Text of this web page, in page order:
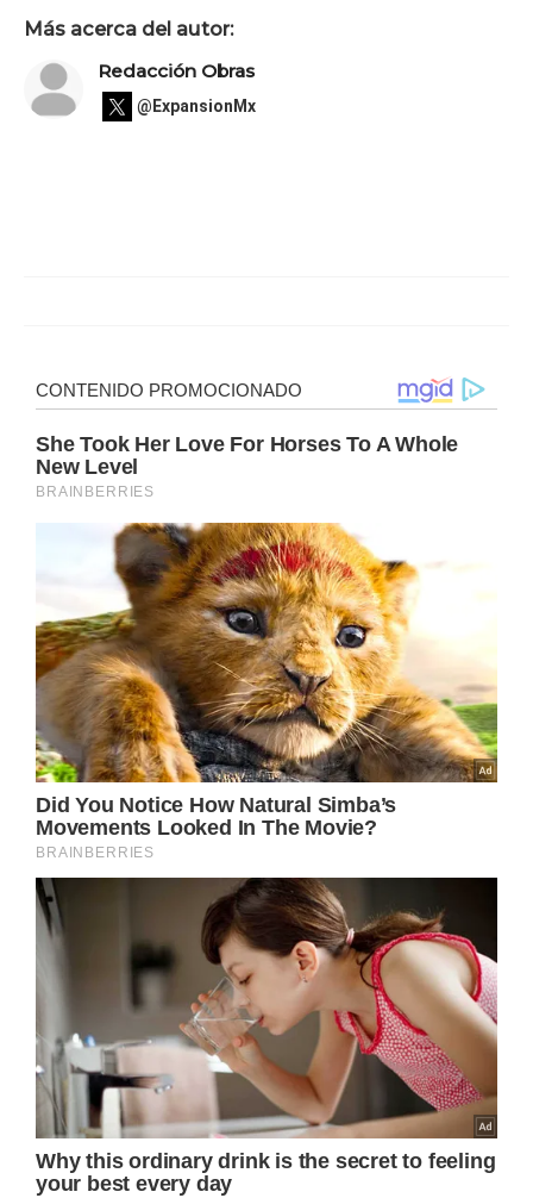
Más acerca del autor:
Redacción Obras
@ExpansionMx